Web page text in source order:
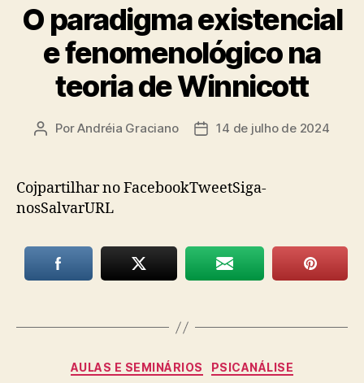
O paradigma existencial
e fenomenológico na
teoria de Winnicott
Autor
PorAndréia Graciano
Data14 de julho de 2024
Cojpartilhar no FacebookTweetSiga-
nosSalvarURL
Categorias
AULAS E SEMINÁRIOS PSICANÁLISE